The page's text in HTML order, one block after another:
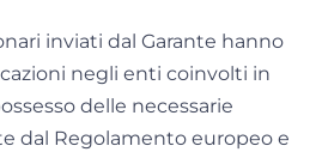
inviati dal Garante hanno
negli enti coinvolti in
delle necessarie
dal Regolamento europeo e